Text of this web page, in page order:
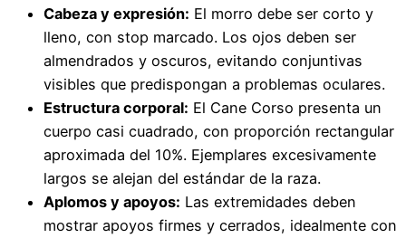
Cabeza y expresión: El morro debe ser corto y
lleno, con stop marcado. Los ojos deben ser
almendrados y oscuros, evitando conjuntivas
visibles que predispongan a problemas oculares.
Estructura corporal: El Cane Corso presenta un
cuerpo casi cuadrado, con proporción rectangular
aproximada del 10%. Ejemplares excesivamente
largos se alejan del estándar de la raza.
Aplomos y apoyos: Las extremidades deben
mostrar apoyos firmes y cerrados, idealmente con